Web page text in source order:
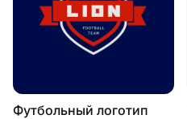
Футбольный логотип